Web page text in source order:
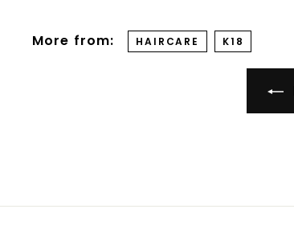
More from: HAIRCARE K18